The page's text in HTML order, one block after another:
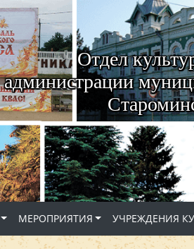
Отдел
администрации
МЕРОПРИЯТИЯ УЧРЕЖДЕНИЯ